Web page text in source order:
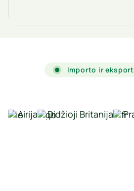
Importo ir
Airija Didžioji Britanija